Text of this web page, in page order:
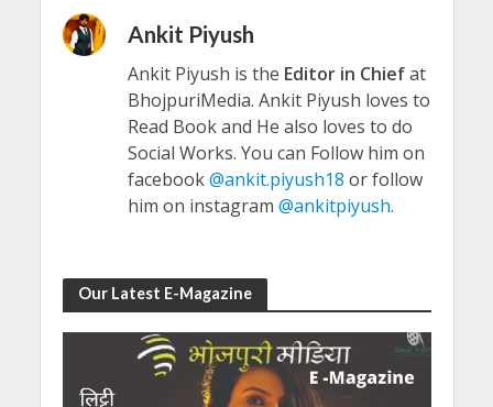
Ankit Piyush
Ankit Piyush is the Editor in Chiefat
BhojpuriMedia. Ankit Piyush loves to
Read Book and He also loves to do
Social Works. You can Follow him on
facebook@ankit.piyush18 or follow
him on instagram @ankitpiyush.
Our Latest E-Magazine